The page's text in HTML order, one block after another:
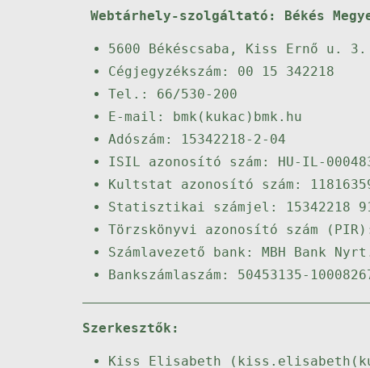
Webtárhely-szolgáltató: Békés
5600 Békéscsaba, Kiss Ernő u. 3.
Cégjegyzékszám: 00 15 342218
Tel.: 66/530-200
E-mail: bmk(kukac)bmk.hu
Adószám: 15342218-2-04
ISIL azonosító szám: HU-IL-
Kultstat azonosító szám:
Statisztikai számjel: 15342218
Törzskönyvi azonosító szám
Számlavezető bank: MBH Bank
Bankszámlaszám: 50453135-
Szerkesztők:
Kiss Elisabeth